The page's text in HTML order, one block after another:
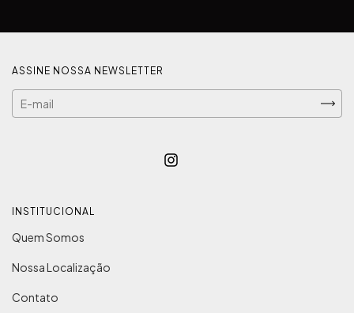
ASSINE NOSSA NEWSLETTER
INSTITUCIONAL
Quem Somos
Nossa Localização
Contato